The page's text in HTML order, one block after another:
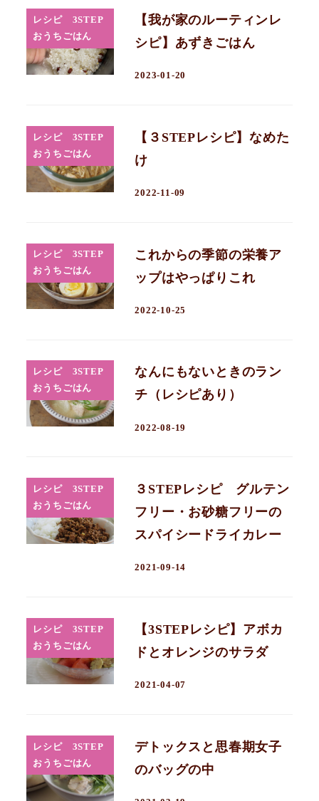
レシピ 3STEP
おうちごはん
【我が家のルーティンレ
シピ】あずきごはん
2023-01-20
レシピ 3STEP
おうちごはん
【３STEPレシピ】なめた
け
2022-11-09
レシピ 3STEP
おうちごはん
これからの季節の栄養ア
ップはやっぱりこれ
2022-10-25
レシピ 3STEP
おうちごはん
なんにもないときのラン
チ（レシピあり）
2022-08-19
レシピ 3STEP
おうちごはん
３STEPレシピ グルテン
フリー・お砂糖フリーの
スパイシードライカレー
2021-09-14
レシピ 3STEP
おうちごはん
【3STEPレシピ】アボカ
ドとオレンジのサラダ
2021-04-07
レシピ 3STEP
おうちごはん
デトックスと思春期女子
のバッグの中